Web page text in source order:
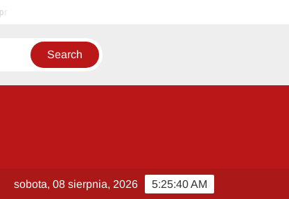
unikalnych tytułów zachowujących sens oryginału: 1.
5:25:41 AM
sobota, 08 sierpnia, 2026